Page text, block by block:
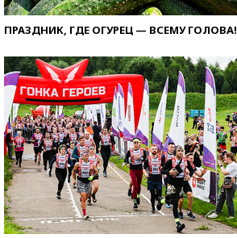
ПРАЗДНИК, ГДЕ ОГУРЕЦ — ВСЕМУ ГОЛОВА!